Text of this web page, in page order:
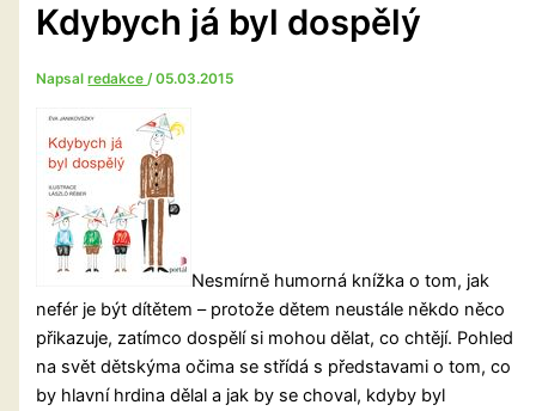
Kdybych já byl dospělý
Napsalredakce/05.03.2015
Nesmírně humorná knížka o tom, jak
nefér je být dítětem – protože dětem neustále někdo něco
přikazuje, zatímco dospělí si mohou dělat, co chtějí. Pohled
na svět dětskýma očima se střídá s představami o tom, co
by hlavní hrdina dělal a jak by se choval, kdyby byl